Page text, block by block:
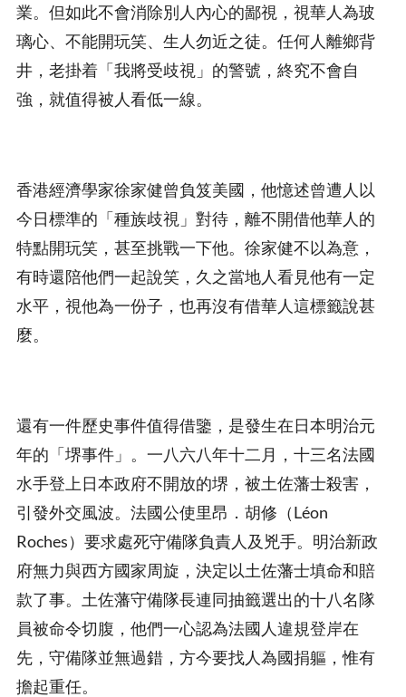
業。但如此不會消除別人內心的鄙視，視華人為玻
璃心、不能開玩笑、生人勿近之徒。任何人離鄉背
井，老掛着「我將受歧視」的警號，終究不會自
強，就值得被人看低一線。
香港經濟學家徐家健曾負笈美國，他憶述曾遭人以
今日標準的「種族歧視」對待，離不開借他華人的
特點開玩笑，甚至挑戰一下他。徐家健不以為意，
有時還陪他們一起說笑，久之當地人看見他有一定
水平，視他為一份子，也再沒有借華人這標籤說甚
麼。
還有一件歷史事件值得借鑒，是發生在日本明治元
年的「堺事件」。一八六八年十二月，十三名法國
水手登上日本政府不開放的堺，被土佐藩士殺害，
引發外交風波。法國公使里昂．胡修（Léon
Roches）要求處死守備隊負責人及兇手。明治新政
府無力與西方國家周旋，決定以土佐藩士填命和賠
款了事。土佐藩守備隊長連同抽籤選出的十八名隊
員被命令切腹，他們一心認為法國人違規登岸在
先，守備隊並無過錯，方今要找人為國捐軀，惟有
擔起重任。